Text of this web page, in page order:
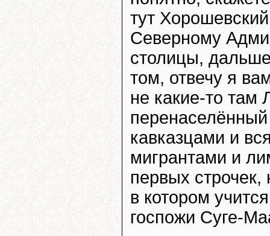
тут
Северному
столицы,
том, отвечу я
не какие-то
кавказцами и
мигрантами и
первых строчек,
в котором
госпожи Суге-